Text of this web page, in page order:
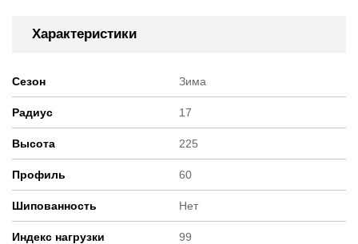
Характеристики
Сезон Зима
Радиус 17
Высота 225
Профиль 60
Шипованность Нет
Индекс нагрузки 99